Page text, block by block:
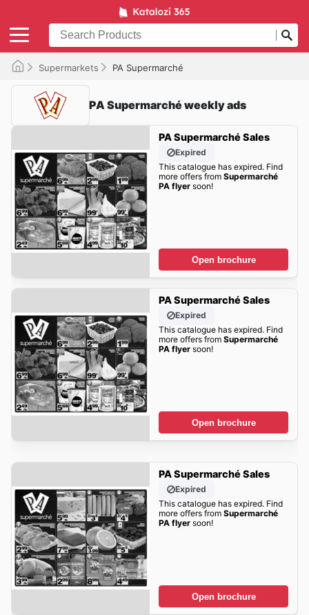
Supermarkets PA Supermarché
PA Supermarché weekly ads
PA Supermarché Sales
Expired
This catalogue has expired. Find
more offers from Supermarché
PA flyersoon!
Open brochure
PA Supermarché Sales
Expired
This catalogue has expired. Find
more offers from Supermarché
PA flyersoon!
Open brochure
PA Supermarché Sales
Expired
This catalogue has expired. Find
more offers from Supermarché
PA flyersoon!
Open brochure